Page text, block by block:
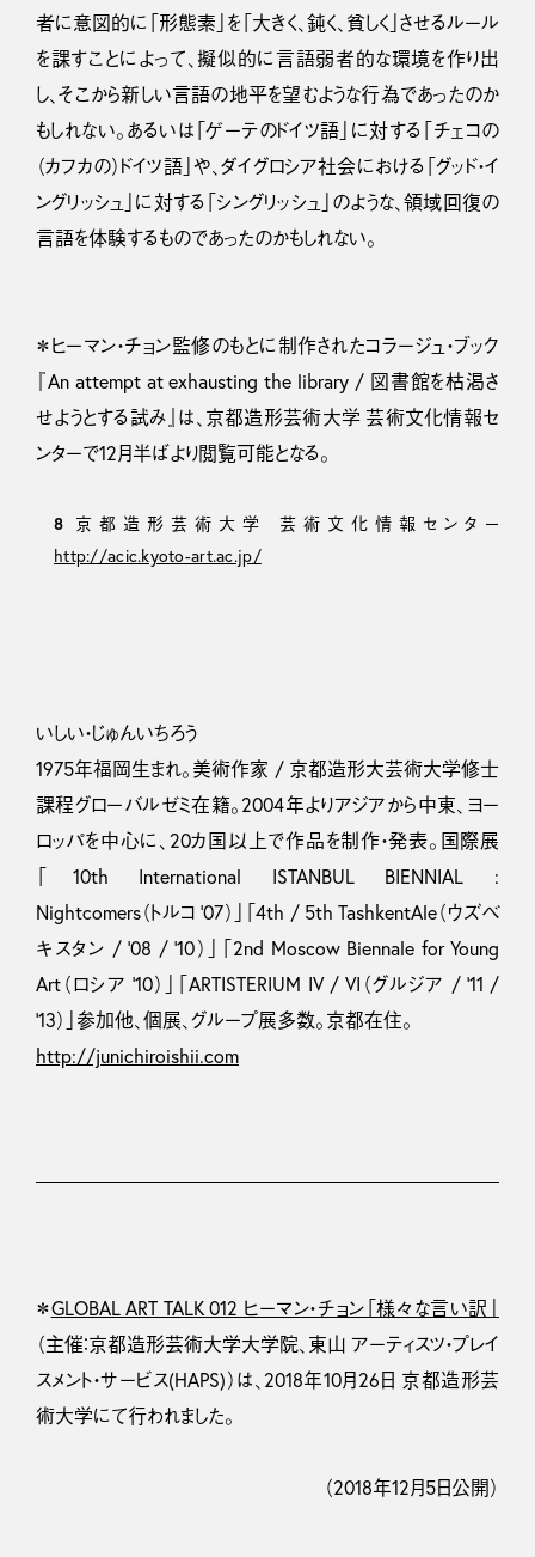
者に意図的に「形態素」を「大きく、鈍く、貧しく」させるルール
を課すことによって、擬似的に言語弱者的な環境を作り出
し、そこから新しい言語の地平を望むような行為であったのか
もしれない。あるいは「ゲーテのドイツ語」に対する「チェコの
（カフカの）ドイツ語」や、ダイグロシア社会における「グッド・イ
ングリッシュ」に対する「シングリッシュ」のような、領域回復の
言語を体験するものであったのかもしれない。
＊ヒーマン・チョン監修のもとに制作されたコラージュ・ブック
『An attempt at exhausting the library / 図書館を枯渇さ
せようとする試み』は、京都造形芸術大学 芸術文化情報セ
ンターで12月半ばより閲覧可能となる。
8 京都造形芸術大学 芸術文化情報センター
http://acic.kyoto-art.ac.jp/
いしい・じゅんいちろう
1975年福岡生まれ。美術作家 / 京都造形大芸術大学修士
課程グローバルゼミ在籍。2004年よりアジアから中東、ヨー
ロッパを中心に、20カ国以上で作品を制作・発表。国際展
「10th International ISTANBUL BIENNIAL :
Nightcomers（トルコ ’07）」「4th / 5th TashkentAle（ウズベ
キスタン / ’08 / ’10）」「2nd Moscow Biennale for Young
Art（ロシア ’10）」「ARTISTERIUM IV / VI（グルジア / ’11 /
’13）」参加他、個展、グループ展多数。京都在住。
http://junichiroishii.com
＊GLOBAL ART TALK 012 ヒーマン・チョン「様々な言い訳」
（主催：京都造形芸術大学大学院、東山 アーティスツ・プレイ
スメント・サービス(HAPS)）は、2018年10月26日 京都造形芸
術大学にて行われました。
（2018年12月5日公開）